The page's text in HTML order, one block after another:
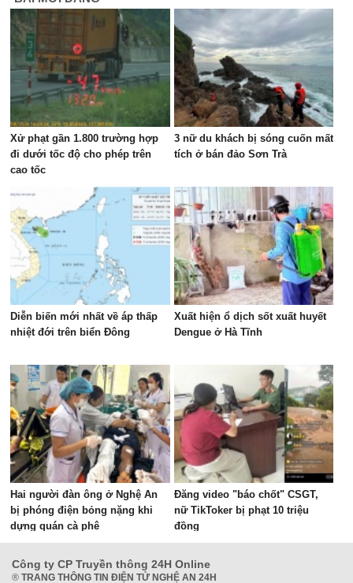
Xử phạt gần 1.800 trường hợp
đi dưới tốc độ cho phép trên
cao tốc
3 nữ du khách bị sóng cuốn mất
tích ở bán đảo Sơn Trà
Diễn biến mới nhất về áp thấp
nhiệt đới trên biển Đông
Xuất hiện ổ dịch sốt xuất huyết
Dengue ở Hà Tĩnh
Hai người đàn ông ở Nghệ An
bị phóng điện bỏng nặng khi
dựng quán cà phê
Đăng video "báo chốt" CSGT,
nữ TikToker bị phạt 10 triệu
đồng
Công ty CP Truyền thông 24H Online
® TRANG THÔNG TIN ĐIỆN TỬ NGHỆ AN 24H